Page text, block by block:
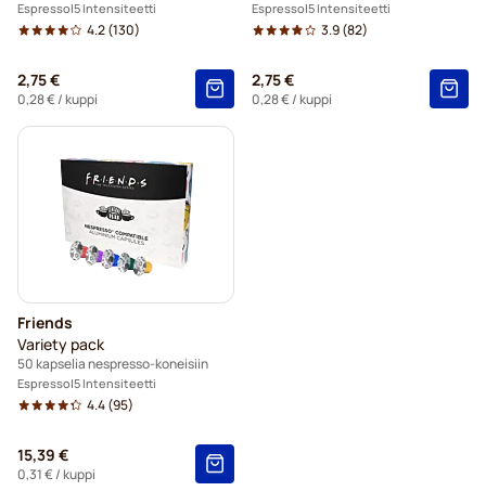
Espresso 5 Intensiteetti
4.2(130)
2,75 €
0,28 €/ kuppi
Espresso 5 Intensiteetti
3.9(82)
2,75 €
0,28 €/ kuppi
Friends
Variety pack
50 kapselia nespresso-koneisiin
Espresso 5 Intensiteetti
4.4(95)
15,39 €
0,31 €/ kuppi